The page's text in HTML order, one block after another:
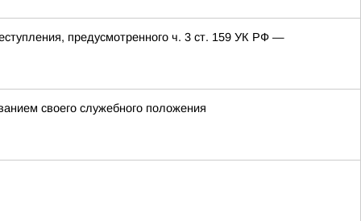
предусмотренного ч. 3 ст. 159 УК РФ —
своего служебного положения